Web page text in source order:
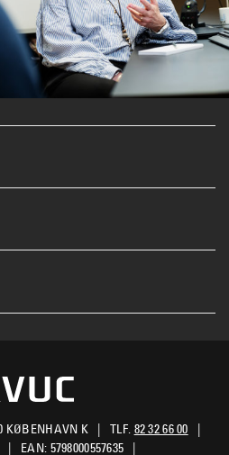
KØBENHAVN K TLF. 82 32 66 00
EAN: 5798000557635